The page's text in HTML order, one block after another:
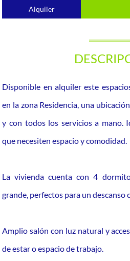
Alquiler
Disponible en alquiler este
en la zona Residencia, una
y con todos los servicios a mano.
que necesiten espacio y comodidad.
La vivienda cuenta con 4
grande, perfectos para un descanso
Amplio salón con luz natural y
de estar o espacio de trabajo.